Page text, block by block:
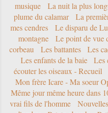
musique
La nuit la plus
plume du calamar
La
mes cendres
Le disparu de
montagne
Le point de vue
corbeau
Les battantes Les
Les enfants de la baie
Les
écouter les oiseaux - Recueil
Mon frère Icare - Ma soeur
Même jour même heure dans
vrai fils de l'homme